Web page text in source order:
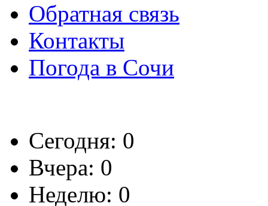
Обратная связь
Контакты
Погода в Сочи
Сегодня: 0
Вчера: 0
Неделю: 0